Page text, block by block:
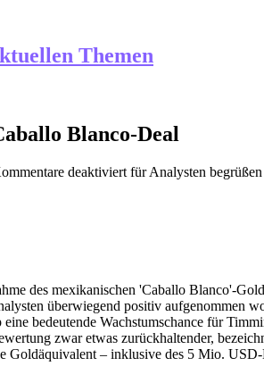
Themen
Blanco-Deal
deaktiviert für Analysten
des mexikanischen 'Caballo Blanco'-
überwiegend positiv aufgenommen
bedeutende Wachstumschance für
zwar etwas zurückhaltender,
– inklusive des 5 Mio.